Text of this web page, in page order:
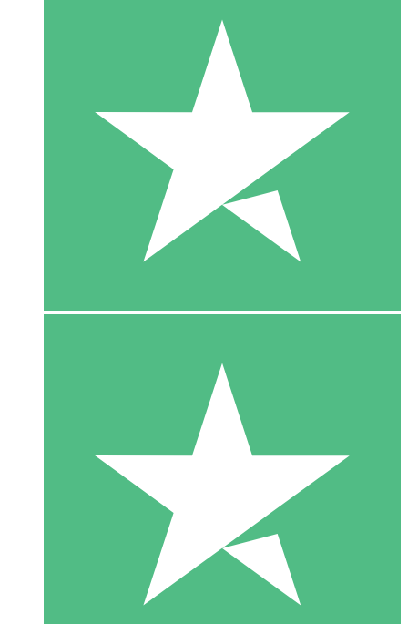
10 Téléchargements
20 00